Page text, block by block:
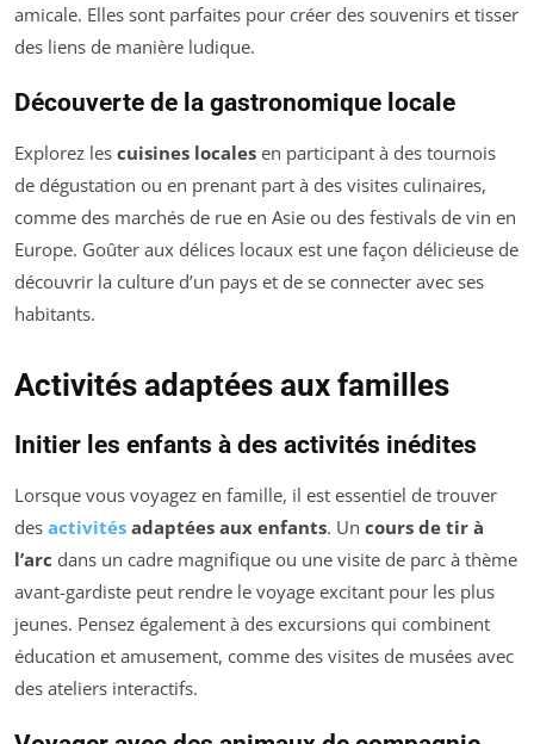
amicale. Elles sont parfaites pour créer des souvenirs et tisser
des liens de manière ludique.
Découverte de la gastronomique locale
Explorez les cuisines locales en participant à des tournois
de dégustation ou en prenant part à des visites culinaires,
comme des marchés de rue en Asie ou des festivals de vin en
Europe. Goûter aux délices locaux est une façon délicieuse de
découvrir la culture d’un pays et de se connecter avec ses
habitants.
Activités adaptées aux familles
Initier les enfants à des activités inédites
Lorsque vous voyagez en famille, il est essentiel de trouver
des activités adaptées aux enfants. Un cours de tir à
l’arc dans un cadre magnifique ou une visite de parc à thème
avant-gardiste peut rendre le voyage excitant pour les plus
jeunes. Pensez également à des excursions qui combinent
éducation et amusement, comme des visites de musées avec
des ateliers interactifs.